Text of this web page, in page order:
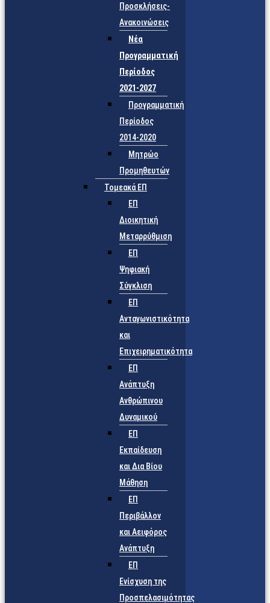
Προσκλήσεις-
Ανακοινώσεις
Νέα
Προγραμματική
Περίοδος
2021-2027
Προγραμματική
Περίοδος
2014-2020
Μητρώο
Προμηθευτών
Τομεακά ΕΠ
ΕΠ
Διοικητική
Μεταρρύθμιση
ΕΠ
Ψηφιακή
Σύγκλιση
ΕΠ
Ανταγωνιστικότητα
και
Επιχειρηματικότητα
ΕΠ
Ανάπτυξη
Ανθρώπινου
Δυναμικού
ΕΠ
Εκπαίδευση
και Δια Βίου
Μάθηση
ΕΠ
Περιβάλλον
και Αειφόρος
Ανάπτυξη
ΕΠ
Ενίσχυση της
Προσπελασιμότητας